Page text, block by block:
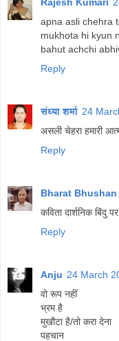
apna asli chehra
mukhota hi kyun
bahut achchi
Reply
संध्या शर्मा 24
असली चेहरा हमारी
Reply
Bharat Bhushan
कविता दार्शनिक बिंदु
Reply
Anju 24 March
वो रूप नहीं
भ्रम है
मुखौटा है/तो करा देना
पहचान